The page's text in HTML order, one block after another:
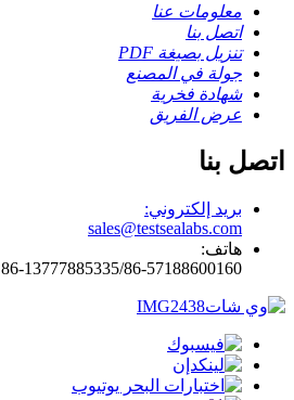
معلومات عنا
اتصل بنا
تنزيل بصيغة PDF
جولة في المصنع
شهادة فخرية
عرض الفريق
اتصل بنا
بريد إلكتروني:
sales@testsealabs.com
هاتف:
86-13777885335/86-57188600160